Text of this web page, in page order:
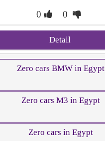
0 0
Detail
Zero cars BMW in Egypt
Zero cars M3 in Egypt
Zero cars in Egypt